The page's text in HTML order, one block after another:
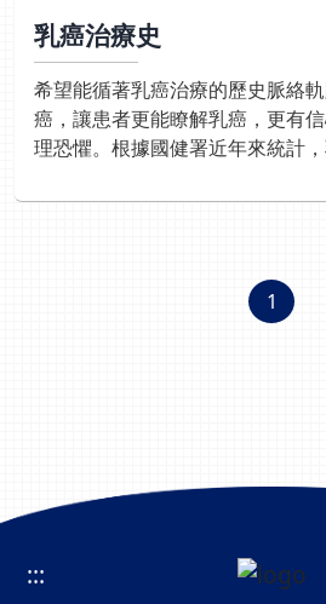
乳癌治療史
希望能循著乳癌治療的歷史脈絡
癌，讓患者更能瞭解乳癌，更有
理恐懼。根據國健署近年來統計
癌逐步年輕化,台灣乳癌年齡從40
若早期發現和治療，早期乳癌治
療後，乳癌平均5年存活率高達8
對化學治療有效，也是目前被研
括PARP的抑製劑，Trop-2抗體-
制劑 。乳癌治療(一)、手術治療 2002年美國知名期刊
1
:::